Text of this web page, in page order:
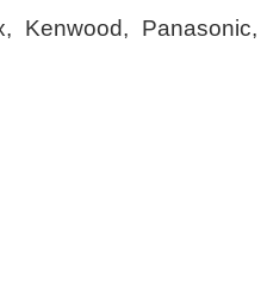
Kenwood, Panasonic,